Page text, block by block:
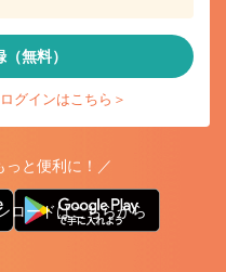
無料）
グインはこちら＞
っと便利に！／
ロードはこちらから